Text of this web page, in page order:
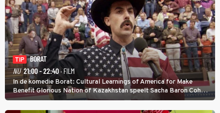
TIP
BORAT
NU 21:00 - 22:40· FILM
In de komedie Borat: Cultural Learnings of America for Make
Benefit Glorious Nation of Kazakhstan speelt Sacha Baron Cohen
een Kazachse journalist die naar Amerika komt om een tv-
programma te maken.